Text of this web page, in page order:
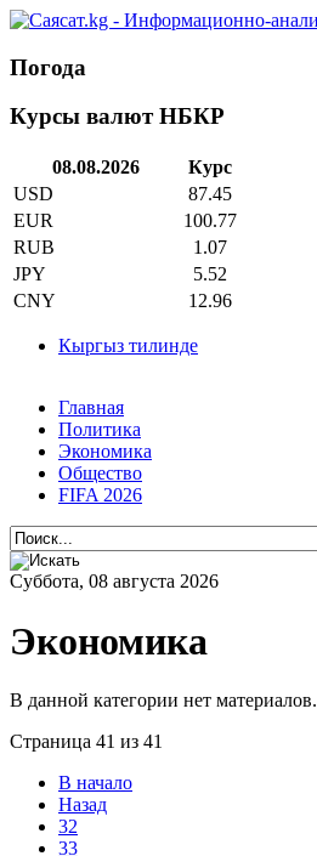
Погода
Курсы валют НБКР
08.08.2026
Курс
USD
87.45
EUR
100.77
RUB
1.07
JPY
5.52
CNY
12.96
Кыргыз тилинде
Главная
Политика
Экономика
Общество
FIFA 2026
Суббота, 08 августа 2026
Экономика
В данной категории нет материалов.
Страница 41 из 41
В начало
Назад
32
33